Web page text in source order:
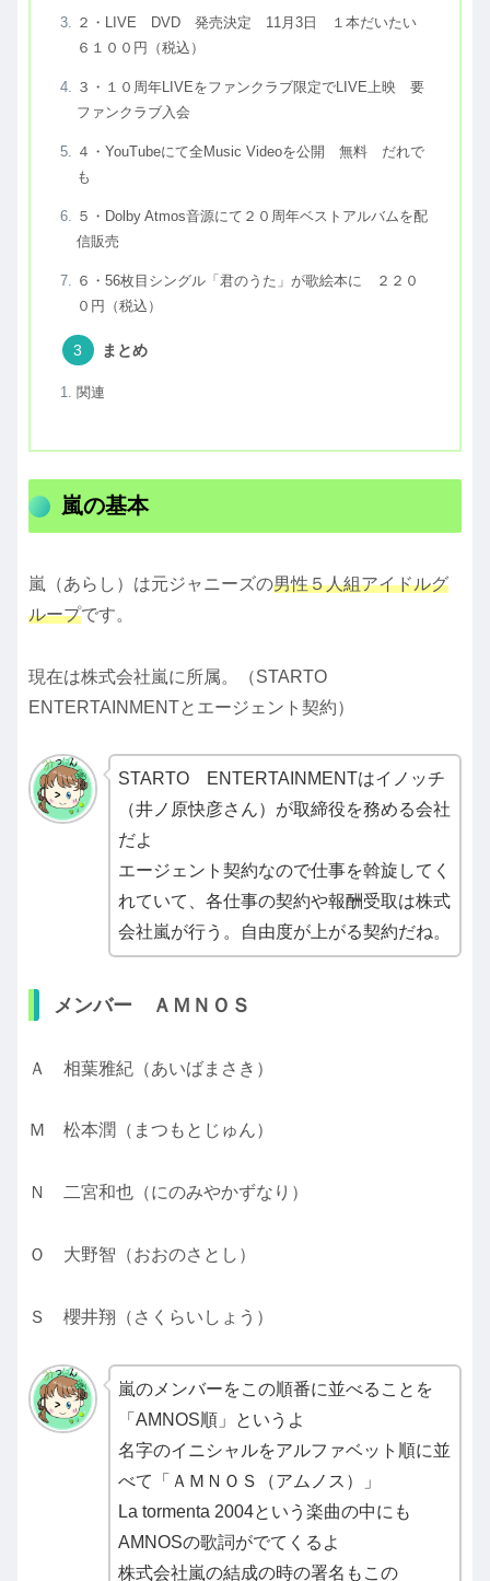
２・LIVE DVD 発売決定 11月3日 １本だいたい
６１００円（税込）
３・１０周年LIVEをファンクラブ限定でLIVE上映 要
ファンクラブ入会
４・YouTubeにて全Music Videoを公開 無料 だれで
も
５・Dolby Atmos音源にて２０周年ベストアルバムを配
信販売
６・56枚目シングル「君のうた」が歌絵本に ２２０
０円（税込）
まとめ
関連
嵐の基本
嵐（あらし）は元ジャニーズの男性５人組アイドルグ
ループです。
現在は株式会社嵐に所属。（STARTO
ENTERTAINMENTとエージェント契約）
STARTO ENTERTAINMENTはイノッチ
（井ノ原快彦さん）が取締役を務める会社
だよ
エージェント契約なので仕事を斡旋してく
れていて、各仕事の契約や報酬受取は株式
会社嵐が行う。自由度が上がる契約だね。
メンバー ＡＭＮＯＳ
Ａ 相葉雅紀（あいばまさき）
Ｍ 松本潤（まつもとじゅん）
Ｎ 二宮和也（にのみやかずなり）
Ｏ 大野智（おおのさとし）
Ｓ 櫻井翔（さくらいしょう）
嵐のメンバーをこの順番に並べることを
「AMNOS順」というよ
名字のイニシャルをアルファベット順に並
べて「ＡＭＮＯＳ（アムノス）」
La tormenta 2004という楽曲の中にも
AMNOSの歌詞がでてくるよ
株式会社嵐の結成の時の署名もこの